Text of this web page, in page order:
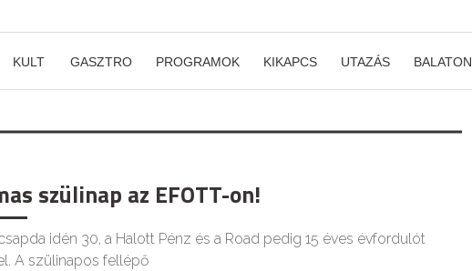
KULT GASZTRO PROGRAMOK KIKAPCS UTAZÁS BALATON
szülinap az EFOTT-on!
idén 30, a Halott Pénz és a Road pedig 15 éves évfordulót
A szülinapos fellépő